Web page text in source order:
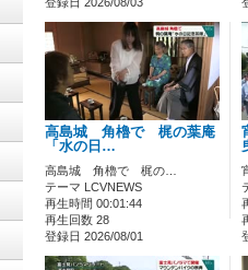
高島城 角櫓で 梶の葉庵
「水の日…
高島城 角櫓で 梶の…
テーマ LCVNEWS
再生時間 00:01:44
再生回数 28
登録日 2026/08/01